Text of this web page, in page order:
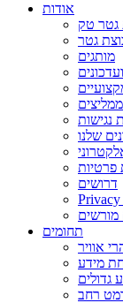
אודות
גטר טק
גטר
מותגים
נגישות
שלנו
פרטיות
דרושים
תחומים
אוויר
מידע
גדולים
רחב